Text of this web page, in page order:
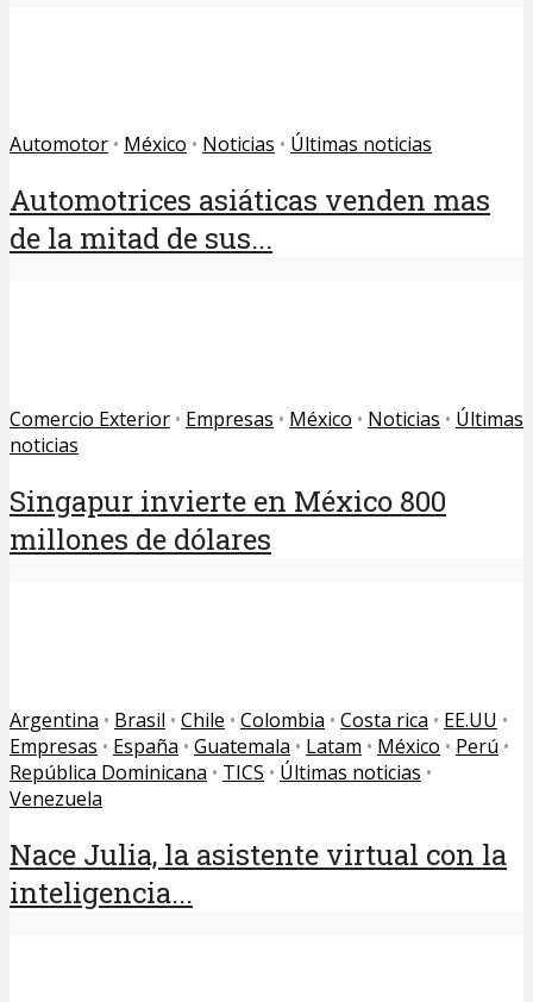
Automotor • México • Noticias • Últimas noticias
Automotrices asiáticas venden mas
de la mitad de sus...
Comercio Exterior • Empresas • México • Noticias • Últimas
noticias
Singapur invierte en México 800
millones de dólares
Argentina • Brasil • Chile • Colombia • Costa rica • EE.UU •
Empresas • España • Guatemala • Latam • México • Perú •
República Dominicana • TICS • Últimas noticias •
Venezuela
Nace Julia, la asistente virtual con la
inteligencia...